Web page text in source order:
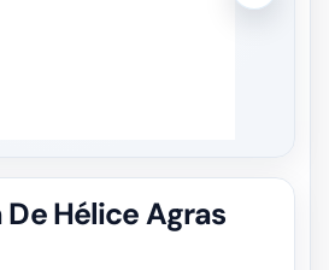
Hélice Agras